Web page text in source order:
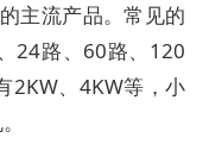
主流产品。常见的
24路、60路、120
2KW、4KW等，小